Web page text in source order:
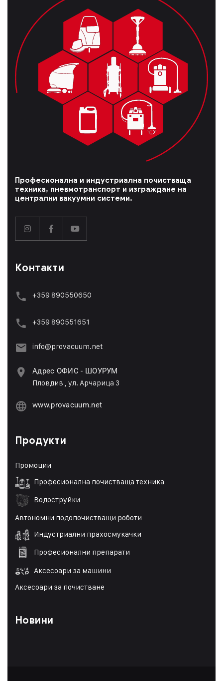
Професионална и индустриална почистваща
техника, пневмотранспорт и изграждане на
централни вакуумни системи.
Контакти
+359 890550650
+359 890551651
info@provacuum.net
Адрес ОФИС - ШОУРУМ
Пловдив , ул. Арчарица 3
www.provacuum.net
Продукти
Промоции
Професионална почистваща техника
Водоструйки
Автономни подопочистващи роботи
Индустриални прахосмукачки
Професионални препарати
Аксесоари за машини
Аксесоари за почистване
Новини